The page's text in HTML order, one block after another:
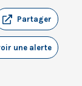
Partager
une alerte